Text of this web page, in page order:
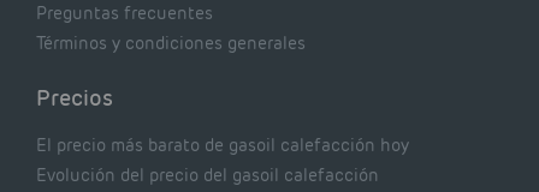
Preguntas frecuentes
Términos y condiciones generales
Precios
El precio más barato de gasoil calefacción hoy
Evolución del precio del gasoil calefacción